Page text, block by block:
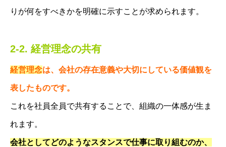
りが何をすべきかを明確に示すことが求められます。
2-2. 経営理念の共有
経営理念は、会社の存在意義や大切にしている価値観を
表したものです。
これを社員全員で共有することで、組織の一体感が生ま
れます。
会社としてどのようなスタンスで仕事に取り組むのか、